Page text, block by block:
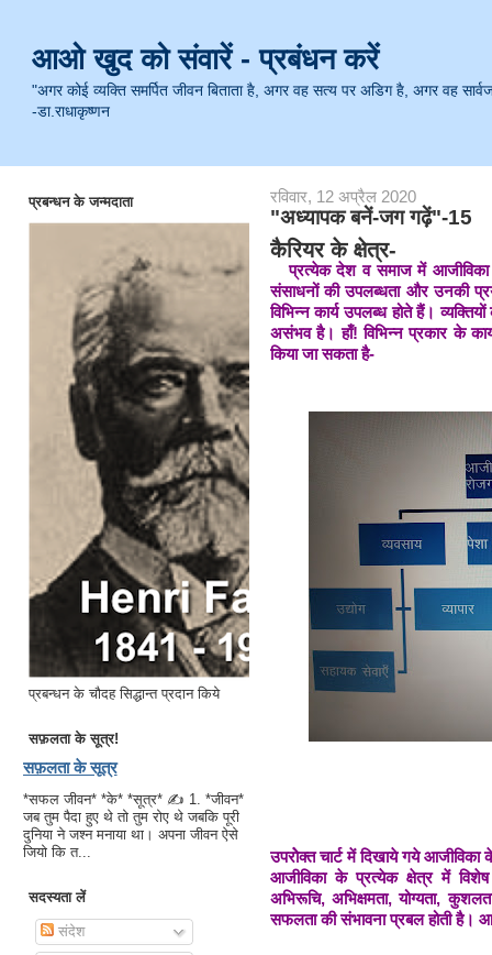
आओ खुद को संवारें - प्रबंधन करें
"अगर कोई व्यक्ति समर्पित जीवन बिताता है, अगर वह सत्य पर अडिग है, अगर वह
-डा.राधाकृष्णन
प्रबन्धन के जन्मदाता
प्रबन्धन के चौदह सिद्धान्त प्रदान किये
सफ़लता के सूत्र!
सफ़लता के सूत्र
*सफल जीवन* *के* *सूत्र* ✍ 1. *जीवन*
जब तुम पैदा हुए थे तो तुम रोए थे जबकि पूरी
दुनिया ने जश्न मनाया था। अपना जीवन ऐसे
जियो कि त...
सदस्यता लें
संदेश
रविवार, 12 अप्रैल 2020
"अध्यापक बनें-जग गढ़ें"-15
कैरियर के क्षेत्र-
प्रत्येक देश व समाज में
संसाधनों की उपलब्धता और उनकी
विभिन्न कार्य उपलब्ध होते हैं।
असंभव है। हाँ! विभिन्न प्रकार के
किया जा सकता है-
उपरोेक्त चार्ट में दिखाये गये आजीविका
आजीविका के प्रत्येक क्षेत्र में
अभिरूचि, अभिक्षमता, योग्यता,
सफलता की संभावना प्रबल होती है।